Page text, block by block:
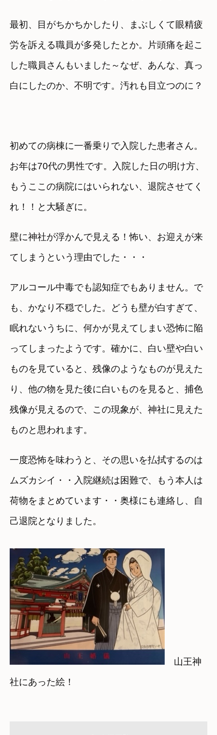
最初、目がちかちかしたり、まぶしくて眼精疲
労を訴える職員が多発したとか。片頭痛を起こ
した職員さんもいました～なぜ、あんな、真っ
白にしたのか、不明です。汚れも目立つのに？
初めての病棟に一番乗りで入院した患者さん。
お年は70代の男性です。入院した日の明け方、
もうここの病院にはいられない、退院させてく
れ！！と大騒ぎに。
壁に神社が浮かんで見える！怖い、お迎えが来
てしまうという理由でした・・・
アルコール中毒でも認知症でもありません。で
も、かなり不穏でした。どうも壁が白すぎて、
眠れないうちに、何かが見えてしまい恐怖に陥
ってしまったようです。確かに、白い壁や白い
ものを見ていると、残像のようなものが見えた
り、他の物を見た後に白いものを見ると、捕色
残像が見えるので、この現象が、神社に見えた
ものと思われます。
一度恐怖を味わうと、その思いを払拭するのは
ムズカシイ・・入院継続は困難で、もう本人は
荷物をまとめています・・奥様にも連絡し、自
己退院となりました。
山王神
社にあった絵！